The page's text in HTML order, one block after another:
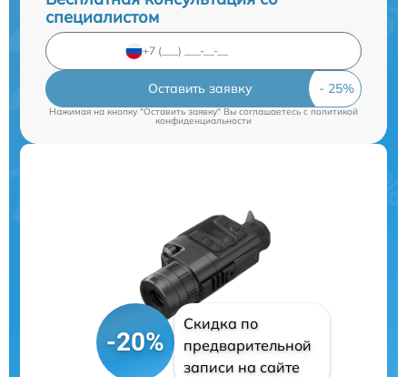
специалистом
Оставить заявку
Нажимая на кнопку "Оставить заявку" Вы соглашаетесь cполитикой
конфиденциальности
-20%
Скидка по
предварительной
записи на сайте